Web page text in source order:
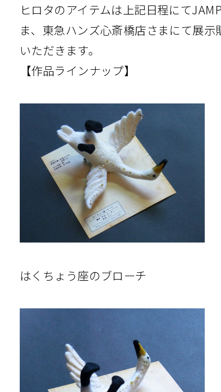
ヒロタのアイテムは上記日程にて
ま、東急ハンズ心斎橋店さまにて展示
いただきます。
【作品ラインナップ】
はくちょう座のブローチ